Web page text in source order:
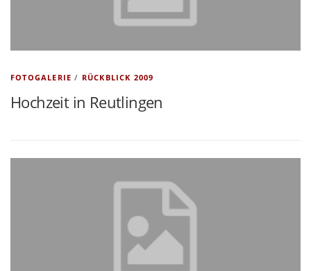
FOTOGALERIE / RÜCKBLICK 2009
Hochzeit in Reutlingen